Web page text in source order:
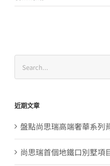
Search
for:
近期文章
盤點尚思瑞高端奢華系列
尚思瑞首個地鐵口別墅